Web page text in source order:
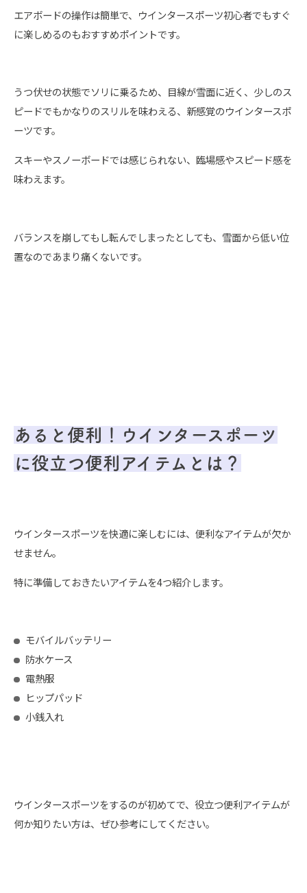
エアボードの操作は簡単で、ウインタースポーツ初心者でもすぐ
に楽しめるのもおすすめポイントです。
うつ伏せの状態でソリに乗るため、目線が雪面に近く、少しのス
ピードでもかなりのスリルを味わえる、新感覚のウインタースポ
ーツです。
スキーやスノーボードでは感じられない、臨場感やスピード感を
味わえます。
バランスを崩してもし転んでしまったとしても、雪面から低い位
置なのであまり痛くないです。
あると便利！ウインタースポーツ
に役立つ便利アイテムとは？
ウインタースポーツを快適に楽しむには、便利なアイテムが欠か
せません。
特に準備しておきたいアイテムを4つ紹介します。
モバイルバッテリー
防水ケース
電熱服
ヒップパッド
小銭入れ
ウインタースポーツをするのが初めてで、役立つ便利アイテムが
何か知りたい方は、ぜひ参考にしてください。